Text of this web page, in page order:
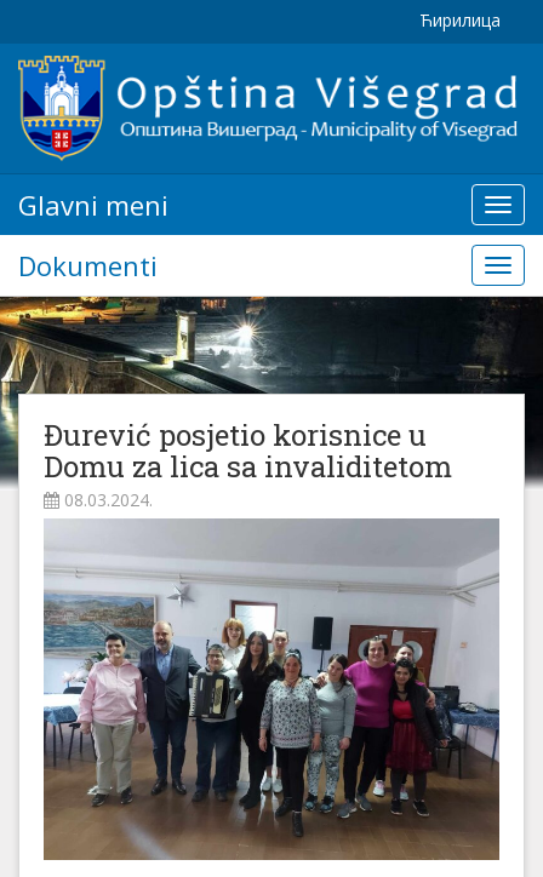
Ћирилица
Glavni
meni
Glavni meni
Dokumenti
Đurević posjetio korisnice u
Domu za lica sa invaliditetom
08.03.2024.